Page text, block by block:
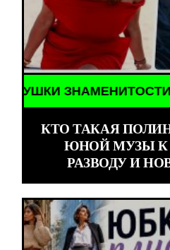
///
КТО ТАКАЯ
ЮНОЙ МУЗЫ
РАЗВОДУ И